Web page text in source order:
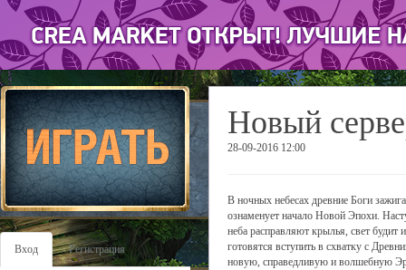
Вход Регистрация
Новый
28-09-2016 12:00
В ночных небесах древние Боги
ознаменует начало Новой Эпохи.
неба расправляют крылья, свет
готовятся вступить в схватку с
новую, справедливую и волшебную